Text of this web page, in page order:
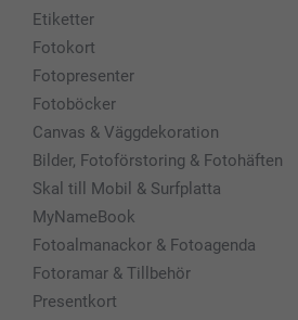
Etiketter
Fotokort
Fotopresenter
Fotoböcker
Canvas & Väggdekoration
Bilder, Fotoförstoring & Fotohäften
Skal till Mobil & Surfplatta
MyNameBook
Fotoalmanackor & Fotoagenda
Fotoramar & Tillbehör
Presentkort